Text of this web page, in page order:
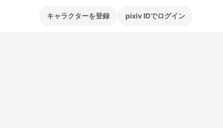
キャラクターを登録 pixiv IDでログイン